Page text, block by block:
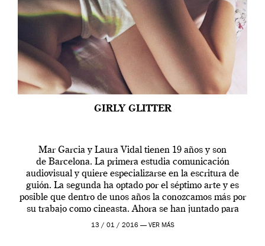
GIRLY GLITTER
Mar Garcia y Laura Vidal tienen 19 años y son
de Barcelona. La primera estudia comunicación
audiovisual y quiere especializarse en la escritura de
guión. La segunda ha optado por el séptimo arte y es
posible que dentro de unos años la conozcamos más por
su trabajo como cineasta. Ahora se han juntado para
contarnos una […]
13 / 01 / 2016 — VER MÁS